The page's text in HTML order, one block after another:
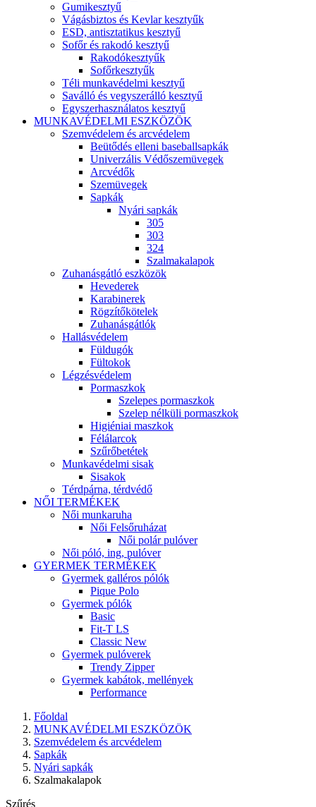
Gumikesztyű
Vágásbiztos és Kevlar kesztyűk
ESD, antisztatikus kesztyű
Sofőr és rakodó kesztyű
Rakodókesztyűk
Sofőrkesztyűk
Téli munkavédelmi kesztyű
Saválló és vegyszerálló kesztyű
Egyszerhasználatos kesztyű
MUNKAVÉDELMI ESZKÖZÖK
Szemvédelem és arcvédelem
Beütődés elleni baseballsapkák
Univerzális Védőszemüvegek
Arcvédők
Szemüvegek
Sapkák
Nyári sapkák
305
303
324
Szalmakalapok
Zuhanásgátló eszközök
Hevederek
Karabinerek
Rögzítőkötelek
Zuhanásgátlók
Hallásvédelem
Füldugók
Fültokok
Légzésvédelem
Pormaszkok
Szelepes pormaszkok
Szelep nélküli pormaszkok
Higiéniai maszkok
Félálarcok
Szűrőbetétek
Munkavédelmi sisak
Sisakok
Térdpárna, térdvédő
NŐI TERMÉKEK
Női munkaruha
Női Felsőruházat
Női polár pulóver
Női póló, ing, pulóver
GYERMEK TERMÉKEK
Gyermek galléros pólók
Pique Polo
Gyermek pólók
Basic
Fit-T LS
Classic New
Gyermek pulóverek
Trendy Zipper
Gyermek kabátok, mellények
Performance
Főoldal
MUNKAVÉDELMI ESZKÖZÖK
Szemvédelem és arcvédelem
Sapkák
Nyári sapkák
Szalmakalapok
Szűrés